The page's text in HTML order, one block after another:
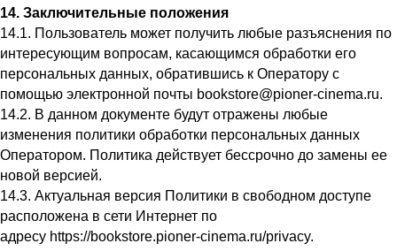
14. Заключительные положения
14.1. Пользователь может получить любые разъяснения по
интересующим вопросам, касающимся обработки его
персональных данных, обратившись к Оператору с
помощью электронной почты bookstore@pioner-cinema.ru.
14.2. В данном документе будут отражены любые
изменения политики обработки персональных данных
Оператором. Политика действует бессрочно до замены ее
новой версией.
14.3. Актуальная версия Политики в свободном доступе
расположена в сети Интернет по
адресу https://bookstore.pioner-cinema.ru/privacy.